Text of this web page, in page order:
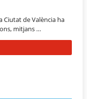
Ciutat de València ha
mitjans …